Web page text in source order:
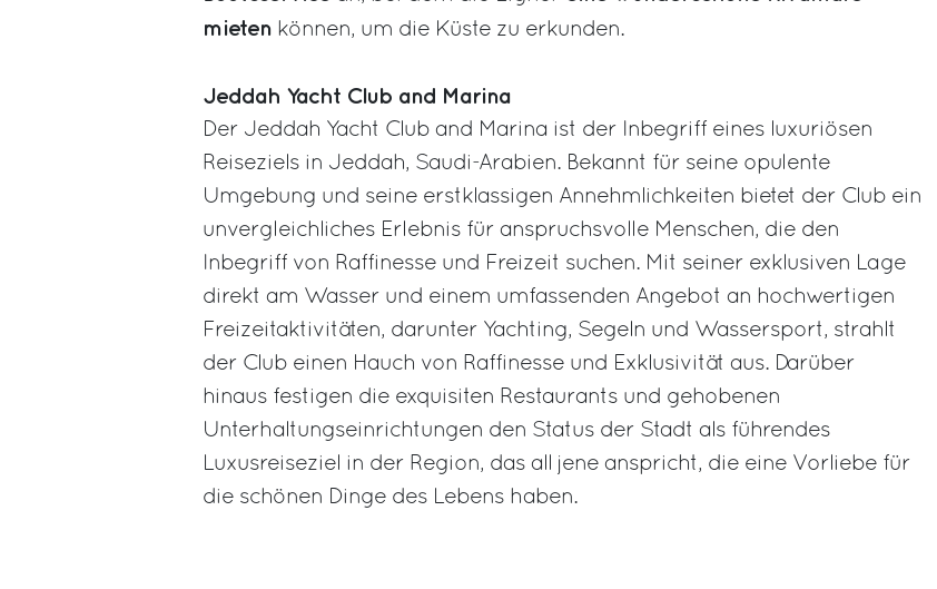
mieten können, um die Küste zu erkunden.
Jeddah Yacht Club and Marina
Der Jeddah Yacht Club and Marina ist der Inbegriff eines luxuriösen
Reiseziels in Jeddah, Saudi-Arabien. Bekannt für seine opulente
Umgebung und seine erstklassigen Annehmlichkeiten bietet der Club ein
unvergleichliches Erlebnis für anspruchsvolle Menschen, die den
Inbegriff von Raffinesse und Freizeit suchen. Mit seiner exklusiven Lage
direkt am Wasser und einem umfassenden Angebot an hochwertigen
Freizeitaktivitäten, darunter Yachting, Segeln und Wassersport, strahlt
der Club einen Hauch von Raffinesse und Exklusivität aus. Darüber
hinaus festigen die exquisiten Restaurants und gehobenen
Unterhaltungseinrichtungen den Status der Stadt als führendes
Luxusreiseziel in der Region, das all jene anspricht, die eine Vorliebe für
die schönen Dinge des Lebens haben.